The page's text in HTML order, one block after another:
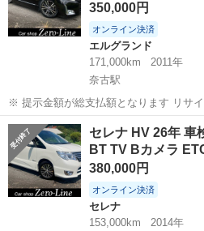
350,000円
オンライン決済
エルグランド
171,000km
2011年
奈古駅
※ 提示金額が総支払額となります リサ
いきなりの購入はキャンセルさせて頂き
ます。 まず支払い能力がない、約束を守れない、調べれば分かること
やくだらない質問、値...
山口 萩市 奈古駅 エルグラ
セレナ HV 26年 車
BT TV Bカメラ
380,000円
オンライン決済
セレナ
153,000km
2014年